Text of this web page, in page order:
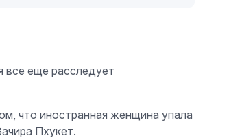
все еще расследует
что иностранная женщина упала
Пхукет.